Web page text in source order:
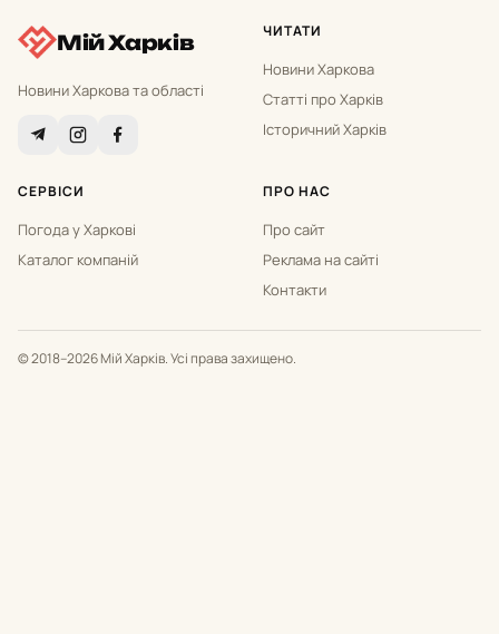
Мій Харків
Новини Харкова та області
ЧИТАТИ
Новини Харкова
Статті про Харків
Історичний Харків
СЕРВІСИ
Погода у Харкові
Каталог компаній
ПРО НАС
Про сайт
Реклама на сайті
Контакти
© 2018–2026 Мій Харків. Усі права захищено.